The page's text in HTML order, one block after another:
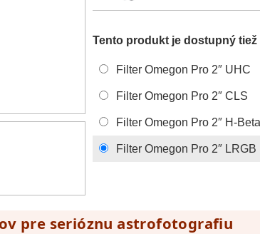
Tento produkt je dostupný
Filter Omegon Pro 2″ UHC
Filter Omegon Pro 2″ CLS
Filter Omegon Pro 2″ H-Beta
Filter Omegon Pro 2″ LRGB
pre serióznu astrofotografiu